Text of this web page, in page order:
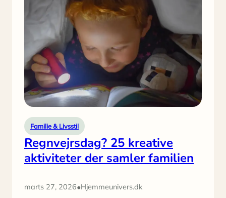
Glasgow
Celtic
DIY-
projekter
du
kan
bygge
med
en
søjleboremaskine
Familie & Livsstil
Regnvejrsdag? 25 kreative
aktiviteter der samler familien
marts 27, 2026•Hjemmeunivers.dk